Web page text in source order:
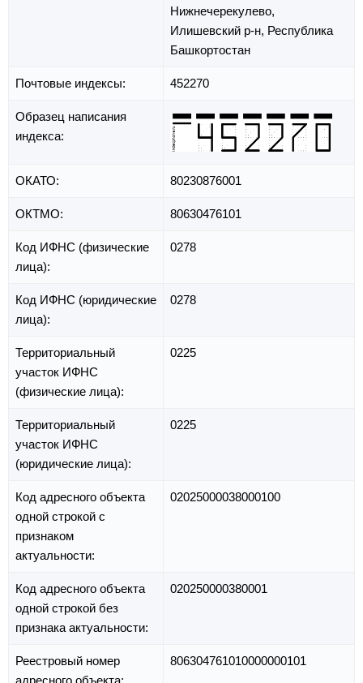
Нижнечерекулево,
Илишевский р-н, Республика
Башкортостан
Почтовые индексы: 452270
Образец написания
индекса:
ОКАТО: 80230876001
ОКТМО: 80630476101
Код ИФНС (физические
лица):
0278
Код ИФНС (юридические
лица):
0278
Территориальный
участок ИФНС
(физические лица):
0225
Территориальный
участок ИФНС
(юридические лица):
0225
Код адресного объекта
одной строкой с
признаком
актуальности:
02025000038000100
Код адресного объекта
одной строкой без
признака актуальности:
020250000380001
Реестровый номер
806304761010000000101